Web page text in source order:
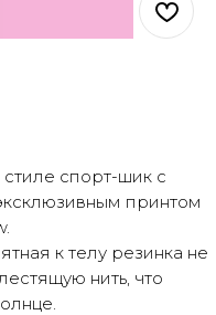
спорт-шик с
принтом
к телу резинка не
нить, что